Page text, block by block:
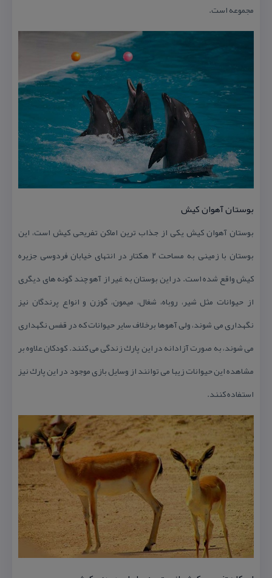
مجموعه است.
بوستان آهوان كیش
بوستان آهوان كیش یكی از جذاب ترین اماكن تفریحی كیش است، این
بوستان با زمینی به مساحت ۲ هكتار در انتهای خیابان فردوسی جزیره
كیش واقع شده است. در این بوستان به غیر از آهو چند گونه های دیگری
از حیوانات مثل شیر، روباه، شغال، میمون، گوزن و انواع پرندگان نیز
نگهداری می شوند، ولی آهوها برخلاف سایر حیوانات كه در قفس نگهداری
می شوند، به صورت آزادانه در این پارك زندگی می كنند. كودكان علاوه بر
مشاهده این حیوانات زیبا می توانند از وسایل بازی موجود در این پارك نیز
استفاده كنند.